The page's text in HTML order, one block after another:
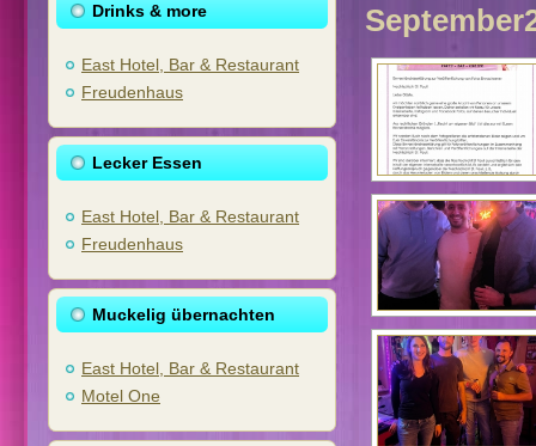
Drinks & more
East Hotel, Bar & Restaurant
Freudenhaus
Lecker Essen
East Hotel, Bar & Restaurant
Freudenhaus
Muckelig übernachten
East Hotel, Bar & Restaurant
Motel One